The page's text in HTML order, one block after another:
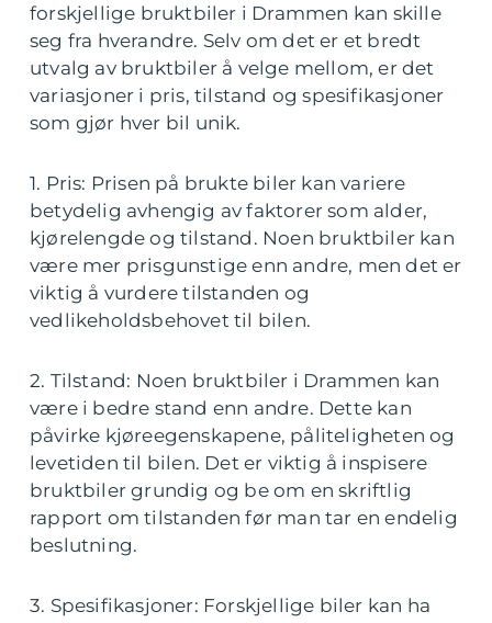
forskjellige bruktbiler i Drammen kan skille
seg fra hverandre. Selv om det er et bredt
utvalg av bruktbiler å velge mellom, er det
variasjoner i pris, tilstand og spesifikasjoner
som gjør hver bil unik.
1. Pris: Prisen på brukte biler kan variere
betydelig avhengig av faktorer som alder,
kjørelengde og tilstand. Noen bruktbiler kan
være mer prisgunstige enn andre, men det er
viktig å vurdere tilstanden og
vedlikeholdsbehovet til bilen.
2. Tilstand: Noen bruktbiler i Drammen kan
være i bedre stand enn andre. Dette kan
påvirke kjøreegenskapene, påliteligheten og
levetiden til bilen. Det er viktig å inspisere
bruktbiler grundig og be om en skriftlig
rapport om tilstanden før man tar en endelig
beslutning.
3. Spesifikasjoner: Forskjellige biler kan ha